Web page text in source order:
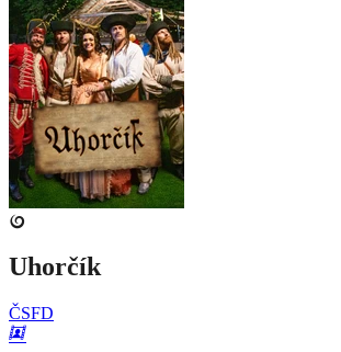
Uhorčík
ČSFD